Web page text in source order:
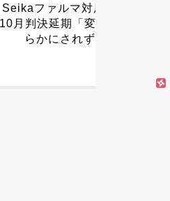
FXで8桁損失…生活資金ま
で危機にｗｗｗｗｗｗｗ...